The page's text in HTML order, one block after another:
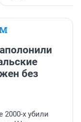
без
2000-х убили